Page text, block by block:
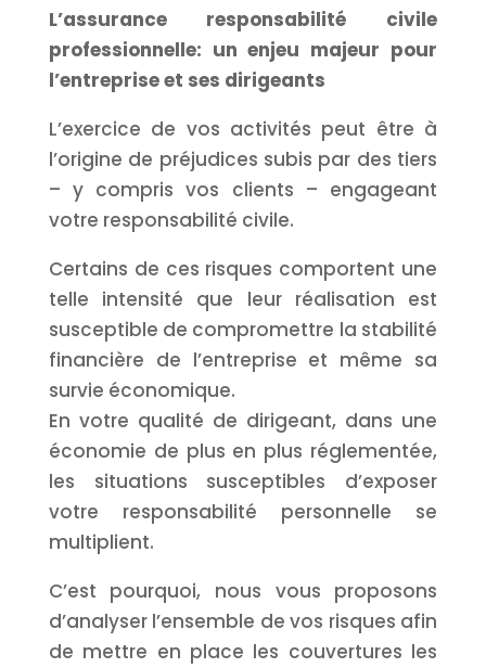
L’assurance responsabilité civile
professionnelle: un enjeu majeur pour
l’entreprise et ses dirigeants
L’exercice de vos activités peut être à
l’origine de préjudices subis par des tiers
– y compris vos clients – engageant
votre responsabilité civile.
Certains de ces risques comportent une
telle intensité que leur réalisation est
susceptible de compromettre la stabilité
financière de l’entreprise et même sa
survie économique.
En votre qualité de dirigeant, dans une
économie de plus en plus réglementée,
les situations susceptibles d’exposer
votre responsabilité personnelle se
multiplient.
C’est pourquoi, nous vous proposons
d’analyser l’ensemble de vos risques afin
de mettre en place les couvertures les